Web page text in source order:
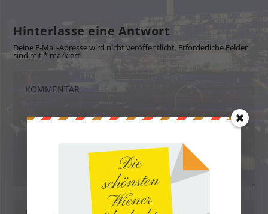
Hinterlasse eine Antwort
Deine E-Mail-Adresse wird nicht veröffentlicht. Erforderliche Felder
sind mit* markiert